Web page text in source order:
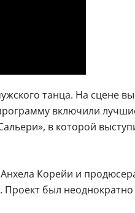
танца. На сцене
включили
в которой
Корейи и
был неоднократно